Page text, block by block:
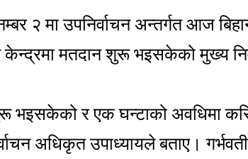
नम्बर २ मा उपनिर्वाचन अन्तर्गत आज
केन्द्रमा मतदान शुरू भइसकेको मुख्य
भइसकेको र एक घन्टाको अवधिमा
अधिकृत उपाध्यायले बताए।